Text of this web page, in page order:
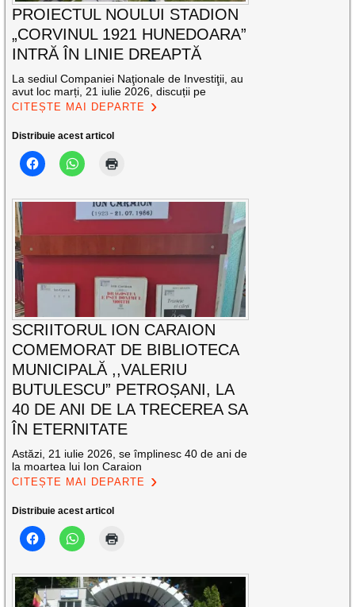
PROIECTUL NOULUI STADION
„CORVINUL 1921 HUNEDOARA”
INTRĂ ÎN LINIE DREAPTĂ
La sediul Companiei Naţionale de Investiţii, au
avut loc marți, 21 iulie 2026, discuții pe
CITEȘTE MAI DEPARTE
Distribuie acest articol
SCRIITORUL ION CARAION
COMEMORAT DE BIBLIOTECA
MUNICIPALĂ ,,VALERIU
BUTULESCU” PETROȘANI, LA
40 DE ANI DE LA TRECEREA SA
ÎN ETERNITATE
Astăzi, 21 iulie 2026, se împlinesc 40 de ani de
la moartea lui Ion Caraion
CITEȘTE MAI DEPARTE
Distribuie acest articol